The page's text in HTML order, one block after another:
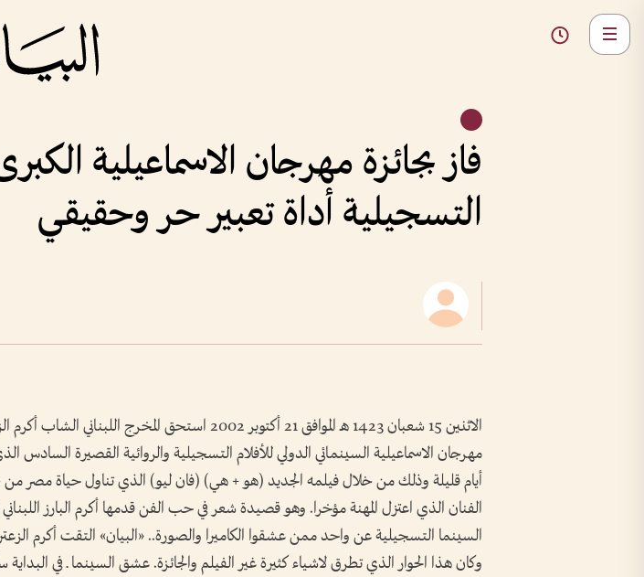
فاز بجائزة مهرجان الاسماعيلية
التسجيلية أداة تعبير حر وحقيقي
الاثنين 15 شعبان 1423 هـ الموافق 21 أكتوبر 2002 استحق المخرج
مهرجان الاسماعيلية السينمائي الدولي للأفلام التسجيلية والروائية القصيرة السادس
أيام قليلة وذلك من خلال فيلمه الجديد (هو + هي) (فان ليو) الذي تناول حياة مصر من
الفنان الذي اعتزل المهنة مؤخرا. وهو قصيدة شعر في حب الفن قدمها أكرم البارز
السينما التسجيلية عن واحد ممن عشقوا الكاميرا والصورة.. «البيان» التقت أكرم
وكان هذا الحوار الذي تطرق لاشياء كثيرة غير الفيلم والجائزة. عشق السينما ـ في البداية